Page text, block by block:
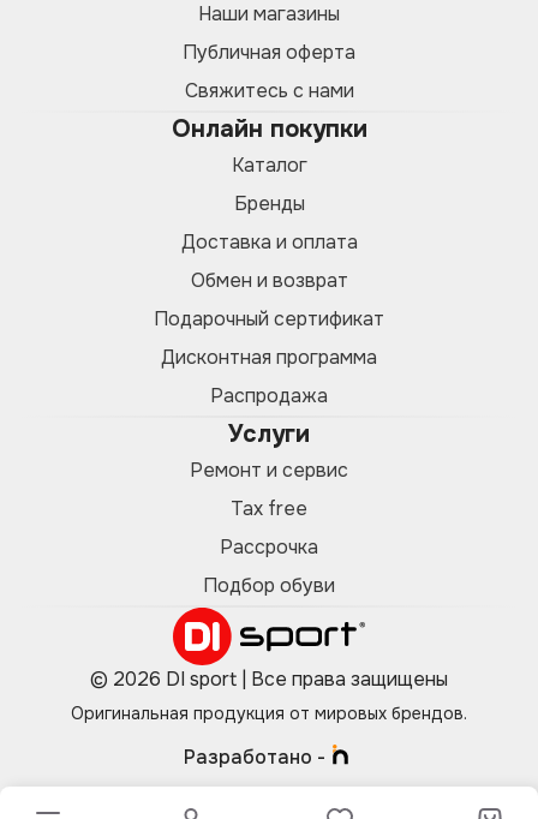
Наши магазины
Публичная оферта
Свяжитесь с нами
Онлайн покупки
Каталог
Бренды
Доставка и оплата
Обмен и возврат
Подарочный сертификат
Дисконтная программа
Распродажа
Услуги
Ремонт и сервис
Tax free
Рассрочка
Подбор обуви
© 2026 DI sport | Все права защищены
Оригинальная продукция от мировых брендов.
Разработано -